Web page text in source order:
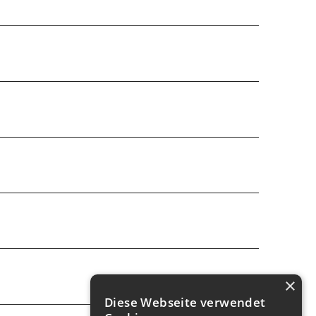
×
Diese Webseite verwendet